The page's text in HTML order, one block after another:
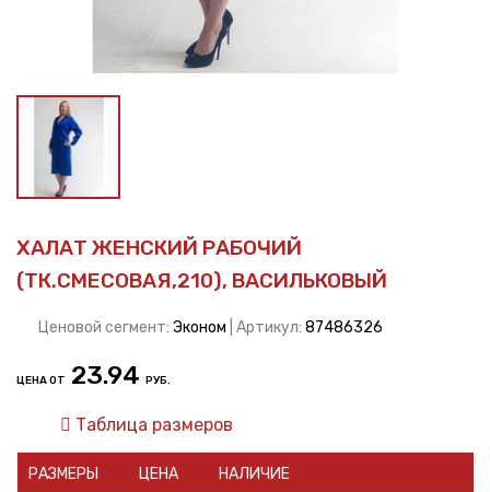
ХАЛАТ ЖЕНСКИЙ РАБОЧИЙ
(ТК.СМЕСОВАЯ,210), ВАСИЛЬКОВЫЙ
Ценовой сегмент: Эконом | Артикул: 87486326
ЦЕНА ОТ 23.94 РУБ.
Таблица размеров
РАЗМЕРЫ ЦЕНА НАЛИЧИЕ